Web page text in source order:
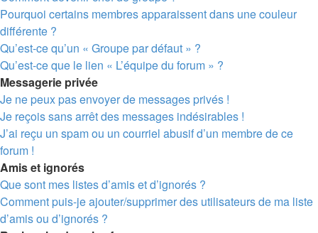
Pourquoi certains membres apparaissent dans une couleur
différente ?
Qu’est-ce qu’un « Groupe par défaut » ?
Qu’est-ce que le lien « L’équipe du forum » ?
Messagerie privée
Je ne peux pas envoyer de messages privés !
Je reçois sans arrêt des messages indésirables !
J’ai reçu un spam ou un courriel abusif d’un membre de ce
forum !
Amis et ignorés
Que sont mes listes d’amis et d’ignorés ?
Comment puis-je ajouter/supprimer des utilisateurs de ma liste
d’amis ou d’ignorés ?